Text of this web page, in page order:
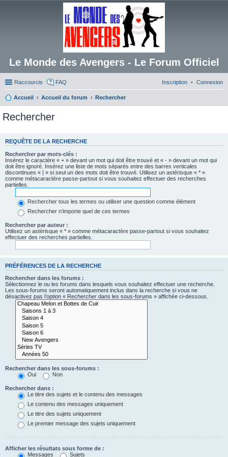
Le Monde des Avengers - Le Forum Officiel
Raccourcis FAQ Connexion
Inscription
Accueil Accueil du forum Rechercher
Rechercher
REQUÊTE DE LA RECHERCHE
Rechercher par mots-clés :
Insérez le caractère « + » devant un mot qui doit être trouvé et « - » devant un mot qui
doit être ignoré. Insérez une liste de mots séparés entre des barres verticales
discontinues « | » si seul un des mots doit être trouvé. Utilisez un astérisque « * »
comme métacaractère passe-partout si vous souhaitez effectuer des recherches
partielles.
Rechercher tous les termes ou utiliser une question comme élément
Rechercher n’importe quel de ces termes
Rechercher par auteur :
Utilisez un astérisque « * » comme métacaractère passe-partout si vous souhaitez
effectuer des recherches partielles.
PRÉFÉRENCES DE LA RECHERCHE
Rechercher dans les forums :
Sélectionnez le ou les forums dans lesquels vous souhaitez effectuer une recherche.
Les sous-forums seront automatiquement inclus dans la recherche si vous ne
désactivez pas l’option « Rechercher dans les sous-forums » affichée ci-dessous.
Rechercher dans les sous-forums :
Oui
Non
Rechercher dans :
Le titre des sujets et le contenu des messages
Le contenu des messages uniquement
Le titre des sujets uniquement
Le premier message des sujets uniquement
Afficher les résultats sous forme de :
Messages
Sujets